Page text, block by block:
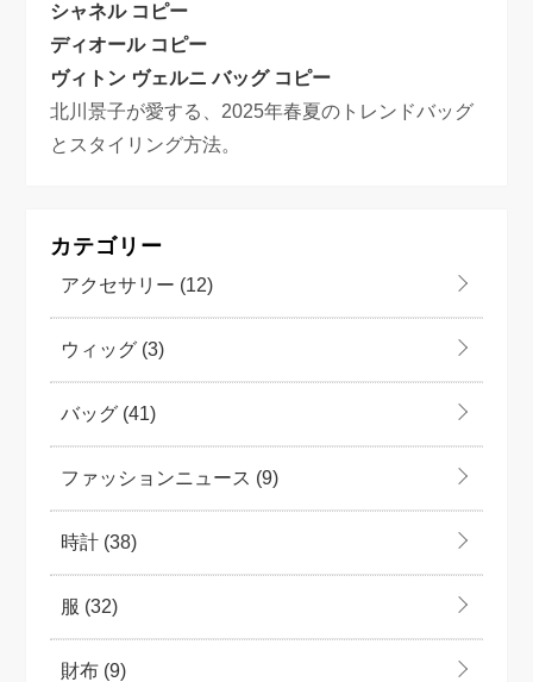
シャネル コピー
ディオール コピー
ヴィトン ヴェルニ バッグ コピー
北川景子が愛する、2025年春夏のトレンドバッグ
とスタイリング方法。
カテゴリー
アクセサリー (12)
ウィッグ (3)
バッグ (41)
ファッションニュース (9)
時計 (38)
服 (32)
財布 (9)